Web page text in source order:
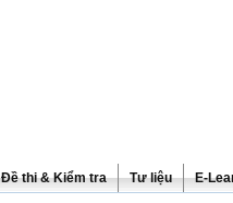
Đề thi & Kiểm tra Tư liệu E-